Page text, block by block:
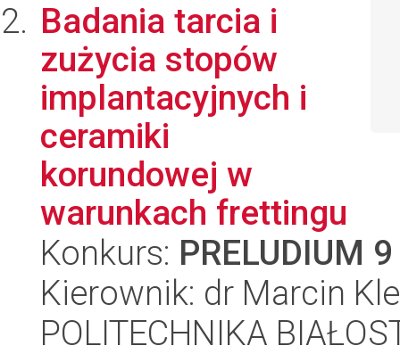
Badania tarcia i
zużycia stopów
implantacyjnych i
ceramiki
korundowej w
warunkach frettingu
Konkurs: PRELUDIUM 9
Kierownik: dr Marcin
POLITECHNIKA